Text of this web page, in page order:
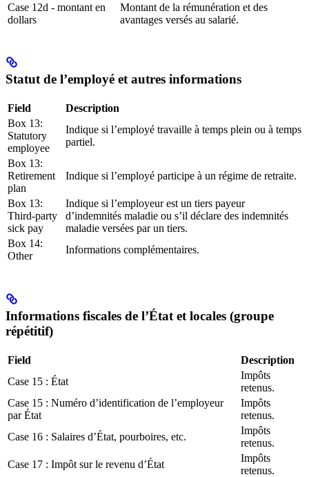
Case 12d - montant en
dollars
Montant de la rémunération et des
avantages versés au salarié.
Statut de l’employé et autres informations
Field
Description
Box 13:
Statutory
employee
Indique si l’employé travaille à temps plein ou à temps
partiel.
Box 13:
Retirement
plan
Indique si l’employé participe à un régime de retraite.
Box 13:
Third-party
sick pay
Indique si l’employeur est un tiers payeur
d’indemnités maladie ou s’il déclare des indemnités
maladie versées par un tiers.
Box 14:
Other
Informations complémentaires.
Informations fiscales de l’État et locales (groupe
répétitif)
Field
Description
Case 15 : État
Impôts
retenus.
Case 15 : Numéro d’identification de l’employeur
par État
Impôts
retenus.
Case 16 : Salaires d’État, pourboires, etc.
Impôts
retenus.
Case 17 : Impôt sur le revenu d’État
Impôts
retenus.